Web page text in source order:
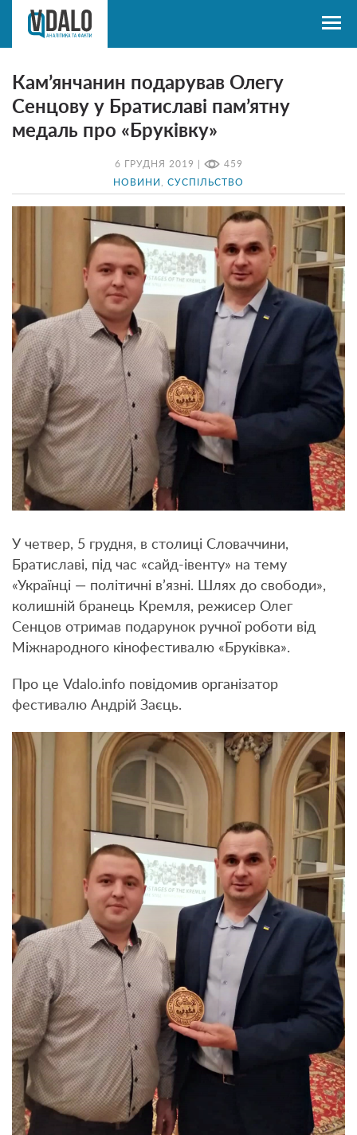
6 ГРУДНЯ 2019 | 459
НОВИНИ СУСПІЛЬСТВО
Кам’янчанин подарував Олегу
Сенцову у Братиславі пам’ятну
медаль про «Бруківку»
У четвер, 5 грудня, в столиці Словаччини,
Братиславі, під час «сайд-івенту» на тему
«Українці — політичні в’язні. Шлях до свободи»,
колишній бранець Кремля, режисер Олег
Сенцов отримав подарунок ручної роботи від
Міжнародного кінофестивалю «Бруківка».
Про це Vdalo.info повідомив організатор
фестивалю Андрій Заєць.